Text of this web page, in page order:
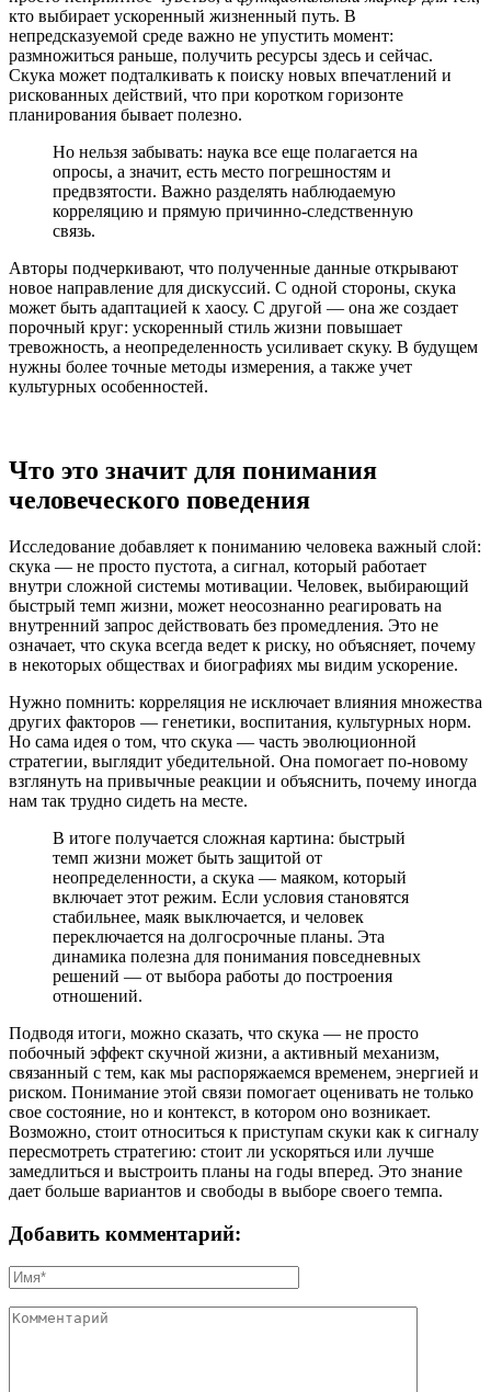
кто выбирает ускоренный жизненный путь. В
непредсказуемой среде важно не упустить момент:
размножиться раньше, получить ресурсы здесь и сейчас.
Скука может подталкивать к поиску новых впечатлений и
рискованных действий, что при коротком горизонте
планирования бывает полезно.
Но нельзя забывать: наука все еще полагается на
опросы, а значит, есть место погрешностям и
предвзятости. Важно разделять наблюдаемую
корреляцию и прямую причинно-следственную
связь.
Авторы подчеркивают, что полученные данные открывают
новое направление для дискуссий. С одной стороны, скука
может быть адаптацией к хаосу. С другой — она же создает
порочный круг: ускоренный стиль жизни повышает
тревожность, а неопределенность усиливает скуку. В будущем
нужны более точные методы измерения, а также учет
культурных особенностей.
Что это значит для понимания
человеческого поведения
Исследование добавляет к пониманию человека важный слой:
скука — не просто пустота, а сигнал, который работает
внутри сложной системы мотивации. Человек, выбирающий
быстрый темп жизни, может неосознанно реагировать на
внутренний запрос действовать без промедления. Это не
означает, что скука всегда ведет к риску, но объясняет, почему
в некоторых обществах и биографиях мы видим ускорение.
Нужно помнить: корреляция не исключает влияния множества
других факторов — генетики, воспитания, культурных норм.
Но сама идея о том, что скука — часть эволюционной
стратегии, выглядит убедительной. Она помогает по-новому
взглянуть на привычные реакции и объяснить, почему иногда
нам так трудно сидеть на месте.
В итоге получается сложная картина: быстрый
темп жизни может быть защитой от
неопределенности, а скука — маяком, который
включает этот режим. Если условия становятся
стабильнее, маяк выключается, и человек
переключается на долгосрочные планы. Эта
динамика полезна для понимания повседневных
решений — от выбора работы до построения
отношений.
Подводя итоги, можно сказать, что скука — не просто
побочный эффект скучной жизни, а активный механизм,
связанный с тем, как мы распоряжаемся временем, энергией и
риском. Понимание этой связи помогает оценивать не только
свое состояние, но и контекст, в котором оно возникает.
Возможно, стоит относиться к приступам скуки как к сигналу
пересмотреть стратегию: стоит ли ускоряться или лучше
замедлиться и выстроить планы на годы вперед. Это знание
дает больше вариантов и свободы в выборе своего темпа.
Добавить комментарий: